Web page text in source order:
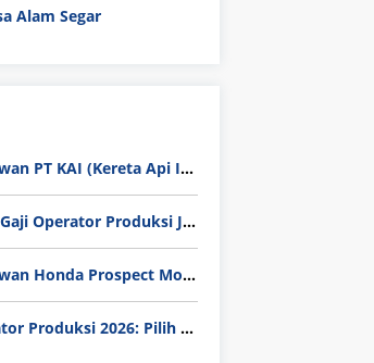
Alam Segar
Gaji Karyawan PT KAI (Kereta Api Indonesia) Update 2025
Rata-Rata Gaji Operator Produksi Jabodetabek 2025: Bedah Tuntas UMK, Lemburan, dan Realita Hidup Buruh
Gaji Karyawan Honda Prospect Motor Semua Divisi
Gaji Operator Produksi 2026: Pilih PT Astra Honda Motor (AHM) atau Manufaktur di Jepang?